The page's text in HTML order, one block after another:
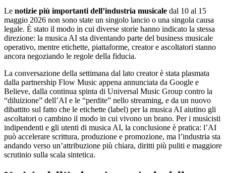
Le notizie più importanti dell’industria musicale dal 10 al 15
maggio 2026 non sono state un singolo lancio o una singola causa
legale. È stato il modo in cui diverse storie hanno indicato la stessa
direzione: la musica AI sta diventando parte del business musicale
operativo, mentre etichette, piattaforme, creator e ascoltatori stanno
ancora negoziando le regole della fiducia.
La conversazione della settimana dal lato creator è stata plasmata
dalla partnership Flow Music appena annunciata da Google e
Believe, dalla continua spinta di Universal Music Group contro la
“diluizione” dell’AI e le “perdite” nello streaming, e da un nuovo
dibattito sul fatto che le etichette (label) per la musica AI aiutino gli
ascoltatori o cambino il modo in cui vivono un brano. Per i musicisti
indipendenti e gli utenti di musica AI, la conclusione è pratica: l’AI
può accelerare scrittura, produzione e promozione, ma l’industria sta
andando verso un’attribuzione più chiara, diritti più puliti e maggiore
scrutinio sulla scala sintetica.